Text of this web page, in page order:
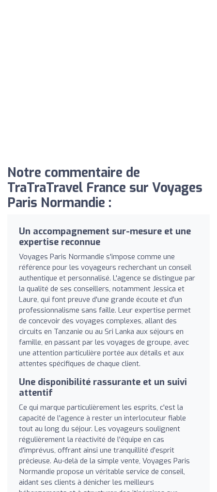
Notre commentaire de
TraTraTravel France sur Voyages
Paris Normandie :
Un accompagnement sur-mesure et une
expertise reconnue
Voyages Paris Normandie s'impose comme une
référence pour les voyageurs recherchant un conseil
authentique et personnalisé. L'agence se distingue par
la qualité de ses conseillers, notamment Jessica et
Laure, qui font preuve d'une grande écoute et d'un
professionnalisme sans faille. Leur expertise permet
de concevoir des voyages complexes, allant des
circuits en Tanzanie ou au Sri Lanka aux séjours en
famille, en passant par les voyages de groupe, avec
une attention particulière portée aux détails et aux
attentes spécifiques de chaque client.
Une disponibilité rassurante et un suivi
attentif
Ce qui marque particulièrement les esprits, c'est la
capacité de l'agence à rester un interlocuteur fiable
tout au long du séjour. Les voyageurs soulignent
régulièrement la réactivité de l'équipe en cas
d'imprévus, offrant ainsi une tranquillité d'esprit
précieuse. Au-delà de la simple vente, Voyages Paris
Normandie propose un véritable service de conseil,
aidant ses clients à dénicher les meilleurs